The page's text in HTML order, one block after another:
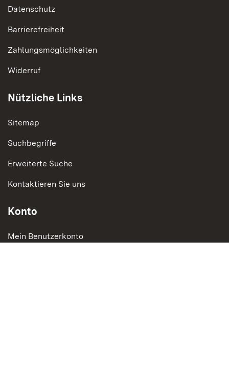
Datenschutz
Barrierefreiheit
Zahlungsmöglichkeiten
Widerruf
Nützliche Links
Sitemap
Suchbegriffe
Erweiterte Suche
Kontaktieren Sie uns
Konto
Mein Benutzerkonto